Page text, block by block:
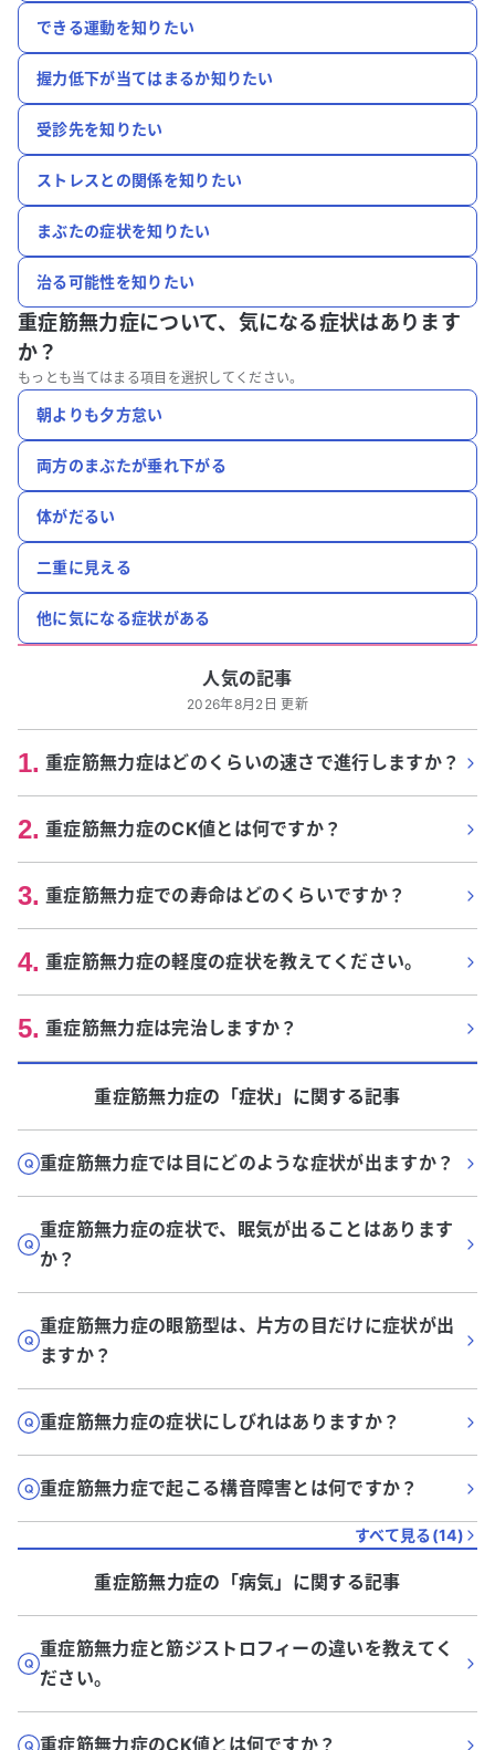
できる運動を知りたい
握力低下が当てはまるか知りたい
受診先を知りたい
ストレスとの関係を知りたい
まぶたの症状を知りたい
治る可能性を知りたい
重症筋無力症について、 気になる症状はあります
か？
もっとも当てはまる項目を選択してください。
朝よりも夕方怠い
両方のまぶたが垂れ下がる
体がだるい
二重に見える
他に気になる症状がある
人気の記事
2026年8月2日 更新
1. 重症筋無力症はどのくらいの速さで進行しますか？
2. 重症筋無力症のCK値とは何ですか？
3. 重症筋無力症での寿命はどのくらいですか？
4. 重症筋無力症の軽度の症状を教えてください。
5. 重症筋無力症は完治しますか？
重症筋無力症の「症状」に関する記事
重症筋無力症では目にどのような症状が出ますか？
重症筋無力症の症状で、眠気が出ることはあります
か？
重症筋無力症の眼筋型は、片方の目だけに症状が出
ますか？
重症筋無力症の症状にしびれはありますか？
重症筋無力症で起こる構音障害とは何ですか？
すべて見る(14)
重症筋無力症の「病気」に関する記事
重症筋無力症と筋ジストロフィーの違いを教えてく
ださい。
重症筋無力症のCK値とは何ですか？